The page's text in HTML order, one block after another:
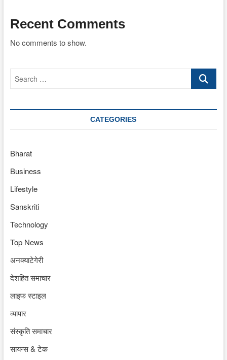
Recent Comments
No comments to show.
Search
CATEGORIES
Bharat
Business
Lifestyle
Sanskriti
Technology
Top News
अनक्याटेगेरी
देशहित समाचार
लाइफ स्टाइल
व्यापार
संस्कृति समाचार
सायन्स & टेक